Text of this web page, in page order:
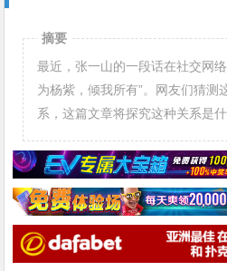
摘要
最近，张一山的一段话在社交网
为杨紫，倾我所有”。网友们猜测
系，这篇文章将探究这种关系是什